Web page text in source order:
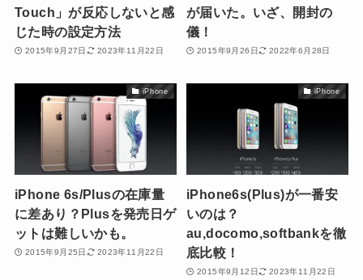
Touch」が反応しないと感
じた時の設定方法
2015年9月27日 2023年11月22日
が届いた。いざ、開封の
儀！
2015年9月26日 2022年6月28日
iPhone
iPhone 6s/Plusの在庫量
に差あり？Plusを発売日ゲ
ットは難しいかも。
2015年9月25日 2023年11月22日
iPhone
iPhone6s(Plus)が一番安
いのは？
au,docomo,softbankを徹
底比較！
2015年9月12日 2023年11月22日